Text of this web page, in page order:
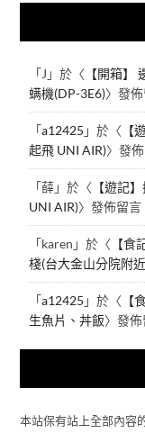
「J 」於〈 【開箱】
螨機(DP-3E6)〉發
「a12425 」於〈 【
起飛 UNI AIR)〉發
「薛」於〈 【遊記
UNI AIR)〉發佈留言
「karen 」於〈 【
棧(台大金山分院附
「a12425 」於〈 【
生魚片、丼飯〉發
本站保有站上全部內容